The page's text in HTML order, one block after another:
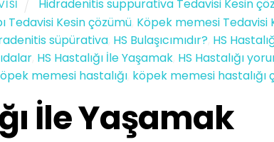
Hidradenitis suppurativa Tedavisi Kesin
Tedavisi Kesin çözümü Köpek memesi Tedavisi
süpürativa HS Bulaşıcımıdır? HS
, HS Hastalığı İle Yaşamak, HS Hastalığı
memesi hastalığı, köpek memesi hastalığı
İle Yaşamak